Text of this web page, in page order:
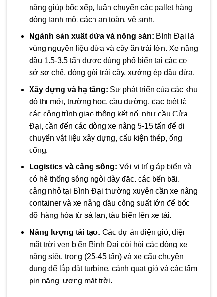
nâng giúp bốc xếp, luân chuyển các pallet hàng
đông lạnh một cách an toàn, vệ sinh.
Ngành sản xuất dừa và nông sản: Bình Đại là
vùng nguyên liệu dừa và cây ăn trái lớn. Xe nâng
dầu 1.5-3.5 tấn được dùng phổ biến tại các cơ
sở sơ chế, đóng gói trái cây, xưởng ép dầu dừa.
Xây dựng và hạ tầng: Sự phát triển của các khu
đô thị mới, trường học, cầu đường, đặc biệt là
các công trình giao thông kết nối như cầu Cửa
Đại, cần đến các dòng xe nâng 5-15 tấn để di
chuyển vật liệu xây dựng, cấu kiện thép, ống
cống.
Logistics và cảng sông: Với vị trí giáp biển và
có hệ thống sông ngòi dày đặc, các bến bãi,
cảng nhỏ tại Bình Đại thường xuyên cần xe nâng
container và xe nâng dầu công suất lớn để bốc
dỡ hàng hóa từ sà lan, tàu biển lên xe tải.
Năng lượng tái tạo: Các dự án điện gió, điện
mặt trời ven biển Bình Đại đòi hỏi các dòng xe
nâng siêu trọng (25-45 tấn) và xe cẩu chuyên
dụng để lắp đặt turbine, cánh quạt gió và các tấm
pin năng lượng mặt trời.